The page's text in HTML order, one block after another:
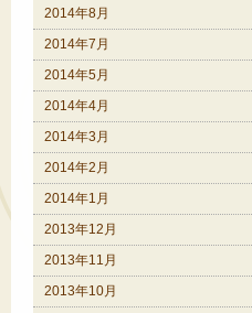
2014年8月
2014年7月
2014年5月
2014年4月
2014年3月
2014年2月
2014年1月
2013年12月
2013年11月
2013年10月